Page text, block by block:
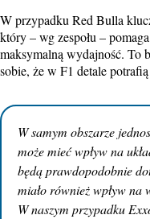
W przypadku Red Bulla
który – wg zespołu –
maksymalną wydajność. To
sobie, że w F1 detale
W samym obszarze
może mieć wpływ na
będą prawdopodobnie
miało również wpływ na
W naszym przypadku